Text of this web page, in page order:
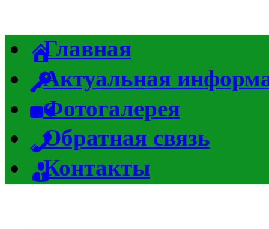
Главная
Актуальная
Фотогалерея
Обратная связь
Контакты